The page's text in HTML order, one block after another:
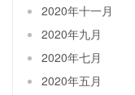
2020年十一月
2020年九月
2020年七月
2020年五月